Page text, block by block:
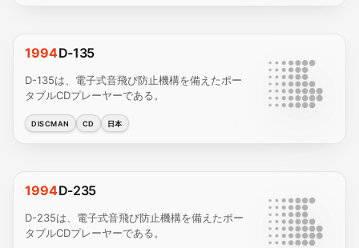
1994D-135
D-135は、電子式音飛び防止機構を備えたポー
タブルCDプレーヤーである。
DISCMAN CD 日本
1994D-235
D-235は、電子式音飛び防止機構を備えたポー
タブルCDプレーヤーである。